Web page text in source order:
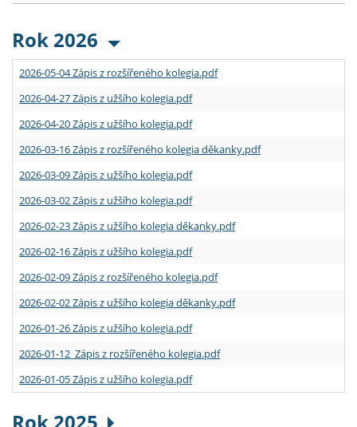
Rok 2026
2026-05-04 Zápis z rozšířeného kolegia.pdf
2026-04-27 Zápis z užšího kolegia.pdf
2026-04-20 Zápis z užšího kolegia.pdf
2026-03-16 Zápis z rozšířeného kolegia děkanky.pdf
2026-03-09 Zápis z užšího kolegia.pdf
2026-03-02 Zápis z užšího kolegia.pdf
2026-02-23 Zápis z užšího kolegia děkanky.pdf
2026-02-16 Zápis z užšího kolegia.pdf
2026-02-09 Zápis z rozšířeného kolegia.pdf
2026-02-02 Zápis z užšího kolegia děkanky.pdf
2026-01-26 Zápis z užšího kolegia.pdf
2026-01-12 Zápis z rozšířeného kolegia.pdf
2026-01-05 Zápis z užšího kolegia.pdf
Rok 2025